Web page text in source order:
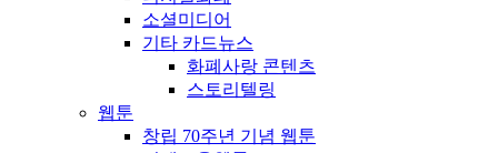
소셜미디어
기타 카드뉴스
화폐사랑 콘텐츠
스토리텔링
웹툰
창립 70주년 기념 웹툰